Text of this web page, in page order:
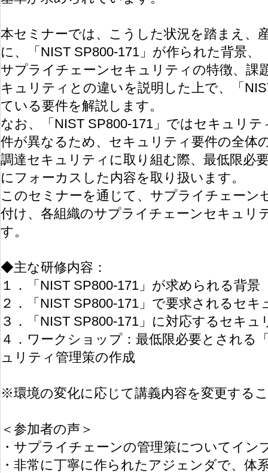
本セミナーでは、こうした状況を踏まえ、
に、「NIST SP800-171」が作られた背景、
サプライチェーンセキュリティの特徴、課
キュリティとの違いを説明した上で、「
ている要件を解説します。
なお、「NIST SP800-171」ではセキュリ
件が異なるため、セキュリティ要件の全体
調達セキュリティに取り組む際、最低限必
にフォーカスした内容を取り扱います。
このセミナーを通じて、サプライチェーン
付け、各組織のサプライチェーンセキュリ
す。
◆主な研修内容：
１．「NIST SP800-171」が求められる背景
２．「NIST SP800-171」で要求されるセ
３．「NIST SP800-171」に対応するセキ
４．ワークショップ：最低限必要とされる
ュリティ管理策の作成
※環境の変化に応じて講義内容を変更する
＜参加者の声＞
・サプライチェーンの管理策についてイン
・非常に丁寧に作られたアジェンダで、体